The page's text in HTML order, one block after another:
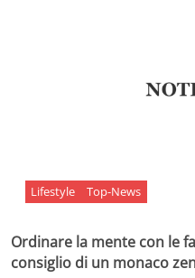
Lifestyle Top-News
Ordinare la mente con le
consiglio di un monaco